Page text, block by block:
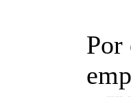
Por